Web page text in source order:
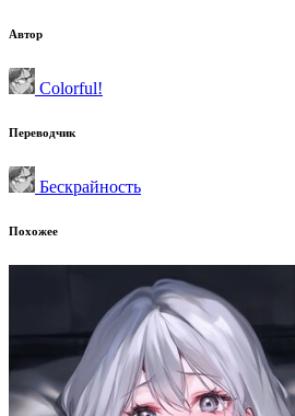
Автор
Colorful!
Переводчик
Бескрайность
Похожее